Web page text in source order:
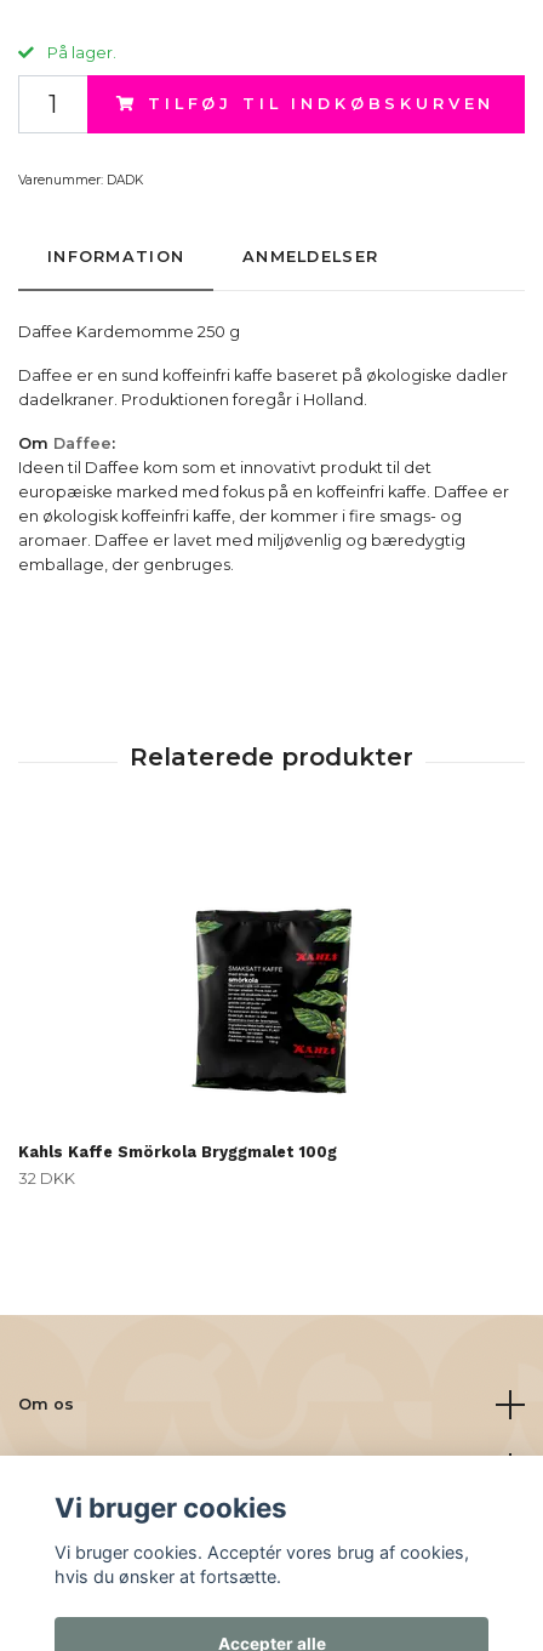
På lager.
TILFØJ TIL INDKØBSKURVEN
Varenummer: DADK
INFORMATION ANMELDELSER
Daffee Kardemomme 250 g
Daffee er en sund koffeinfri kaffe baseret på økologiske dadler
dadelkraner. Produktionen foregår i Holland.
Om Daffee:
Ideen til Daffee kom som et innovativt produkt til det
europæiske marked med fokus på en koffeinfri kaffe. Daffee er
en økologisk koffeinfri kaffe, der kommer i fire smags- og
aromaer. Daffee er lavet med miljøvenlig og bæredygtig
emballage, der genbruges.
Kahls Kaffe Smörkola Bryggmalet 100g
32 DKK
Om os
Vi bruger cookies
Vi bruger cookies. Acceptér vores brug af cookies,
hvis du ønsker at fortsætte.
Accepter alle